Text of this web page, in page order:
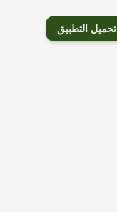
تحميل التطبيق